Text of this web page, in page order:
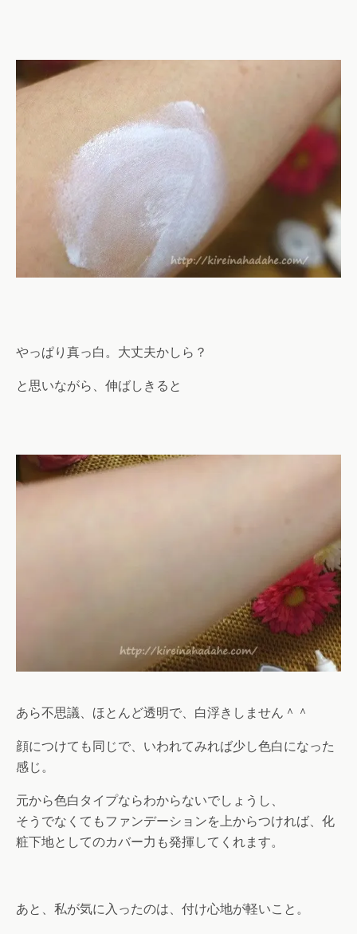
やっぱり真っ白。大丈夫かしら？
と思いながら、伸ばしきると
あら不思議、ほとんど透明で、白浮きしません＾＾
顔につけても同じで、いわれてみれば少し色白になった
感じ。
元から色白タイプならわからないでしょうし、
そうでなくてもファンデーションを上からつければ、化
粧下地としてのカバー力も発揮してくれます。
あと、私が気に入ったのは、付け心地が軽いこと。